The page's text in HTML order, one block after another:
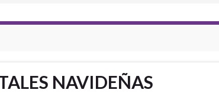
NAVIDEÑAS